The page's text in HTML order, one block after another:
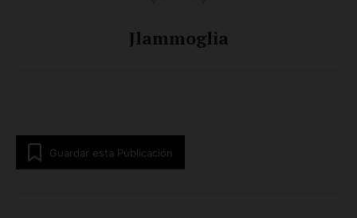
Jlammoglia
Guardar esta Publicación